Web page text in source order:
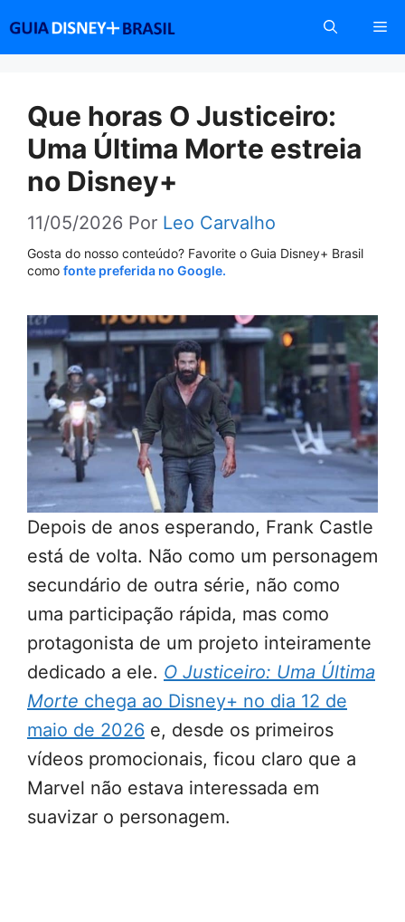
conteúdo
Que horas O Justiceiro:
Uma Última Morte estreia
no Disney+
11/05/2026 Por Leo Carvalho
Gosta do nosso conteúdo? Favorite o Guia Disney+ Brasil
como fonte preferida no Google.
Depois de anos esperando, Frank Castle
está de volta. Não como um personagem
secundário de outra série, não como
uma participação rápida, mas como
protagonista de um projeto inteiramente
dedicado a ele. O Justiceiro: Uma Última
Morte chega ao Disney+ no dia 12 de
maio de 2026 e, desde os primeiros
vídeos promocionais, ficou claro que a
Marvel não estava interessada em
suavizar o personagem.